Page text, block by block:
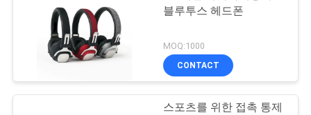
블루투스 헤드폰
MOQ:1000
CONTACT
스포츠를 위한 접촉 통제